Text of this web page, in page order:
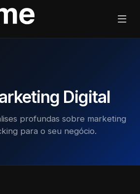
Digital
profundas sobre marketing
para o seu negócio.